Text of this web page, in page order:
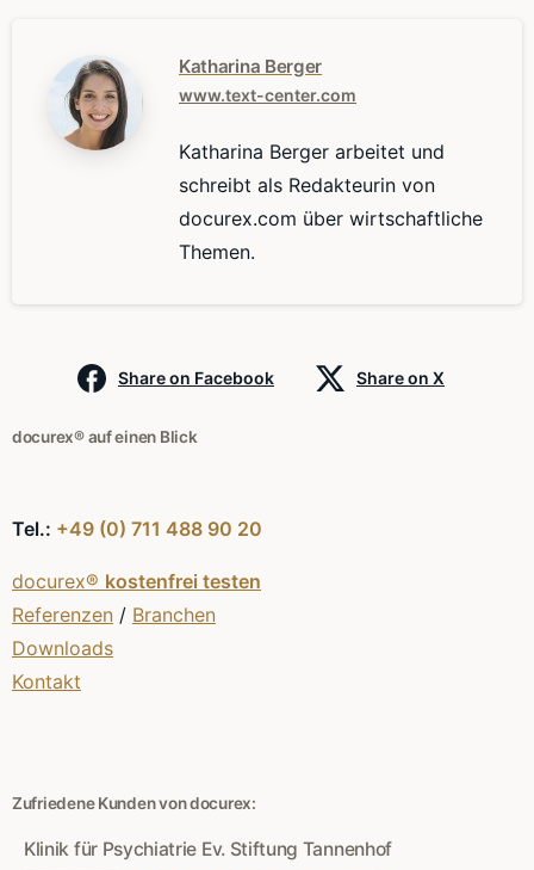
Katharina Berger
www.text-center.com
Katharina Berger arbeitet und
schreibt als Redakteurin von
docurex.com über wirtschaftliche
Themen.
Share on Facebook Share on X
docurex® auf einen Blick
Tel.: +49 (0) 711 488 90 20
docurex® kostenfrei testen
Referenzen / Branchen
Downloads
Kontakt
Zufriedene Kunden von docurex:
Klinik für Psychiatrie Ev. Stiftung Tannenhof